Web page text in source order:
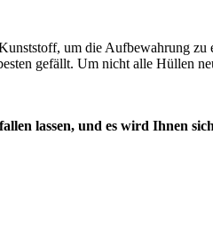
um die Aufbewahrung
gefällt. Um nicht alle Hüllen
lassen, und es wird Ihnen